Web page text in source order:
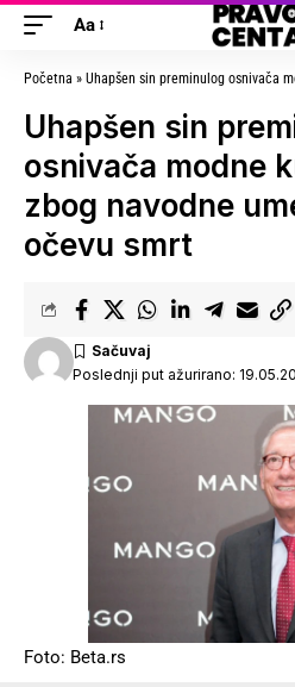
Aa
Početna » Uhapšen sin preminulog osnivača modne
Uhapšen sin
osnivača modne
zbog navodne
očevu smrt
Poslednji put ažurirano:
Foto: Beta.rs